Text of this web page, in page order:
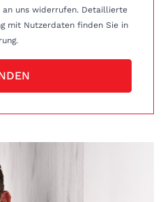
uns widerrufen. Detaillierte
mit Nutzerdaten finden Sie in